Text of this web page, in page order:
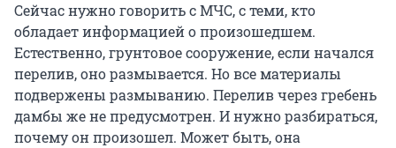
Сейчас нужно говорить с МЧС, с теми, кто
обладает информацией о произошедшем.
Естественно, грунтовое сооружение, если начался
перелив, оно размывается. Но все материалы
подвержены размыванию. Перелив через гребень
дамбы же не предусмотрен. И нужно разбираться,
почему он произошел. Может быть, она